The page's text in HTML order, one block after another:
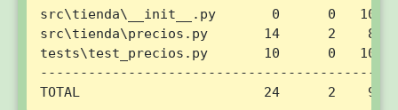
src\tienda\__init__.py       0      0   100%
src\tienda\precios.py       14      2    86%
tests\test_precios.py       10      0   100%
TOTAL                       24      2    92%